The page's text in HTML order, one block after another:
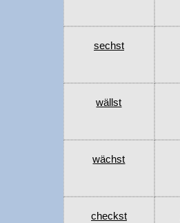
sechst
wällst
wächst
checkst